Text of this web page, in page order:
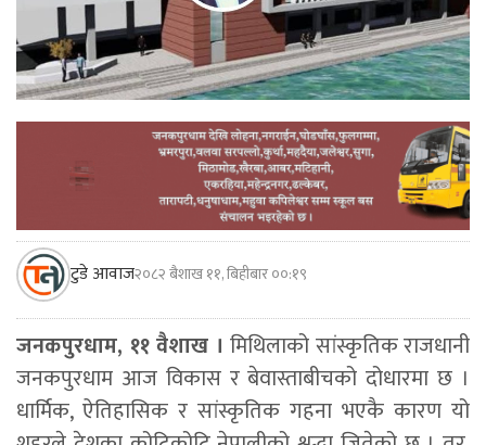
टुडे आवाज२०८२ बैशाख ११, बिहीबार ००:१९
जनकपुरधाम, ११ वैशाख । मिथिलाको सांस्कृतिक राजधानी
जनकपुरधाम आज विकास र बेवास्ताबीचको दोधारमा छ ।
धार्मिक, ऐतिहासिक र सांस्कृतिक गहना भएकै कारण यो